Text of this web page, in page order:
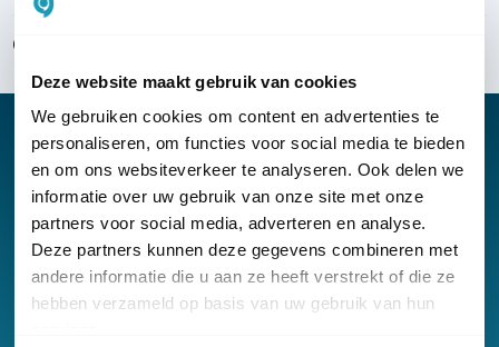
Deze website maakt gebruik van cookies
We gebruiken cookies om content en advertenties te
personaliseren, om functies voor social media te bieden
en om ons websiteverkeer te analyseren. Ook delen we
informatie over uw gebruik van onze site met onze
partners voor social media, adverteren en analyse.
Deze partners kunnen deze gegevens combineren met
andere informatie die u aan ze heeft verstrekt of die ze
hebben verzameld op basis van uw gebruik van hun
Over KommaGo
Nieuwsbrief
Klantenservice